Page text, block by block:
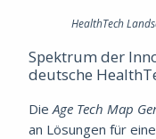
HealthTech
Spektrum der
deutsche
Die Age Tech Map
an Lösungen für